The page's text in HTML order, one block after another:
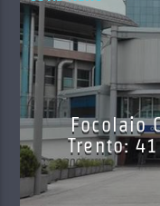
Focolaio
Trento: